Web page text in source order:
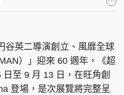
谷英二導演創立、風靡全球
）」迎來 60 週年，《超
至 9 月 13 日，在旺角創
登場，是次展覽將完整呈